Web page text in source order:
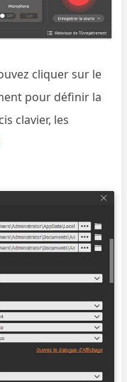
cliquer sur le
pour définir la
clavier, les